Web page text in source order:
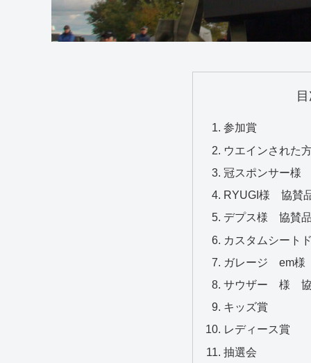
参加賞
ウエインされ
冠スポンサー様
RYUGI様 協賛
デプス様 協賛
カスタムシート
ガレージ em
サウザー 様
キッズ賞
レディース賞
抽選会